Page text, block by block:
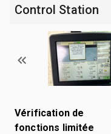
Control Station
Vérification de
fonctions limitée